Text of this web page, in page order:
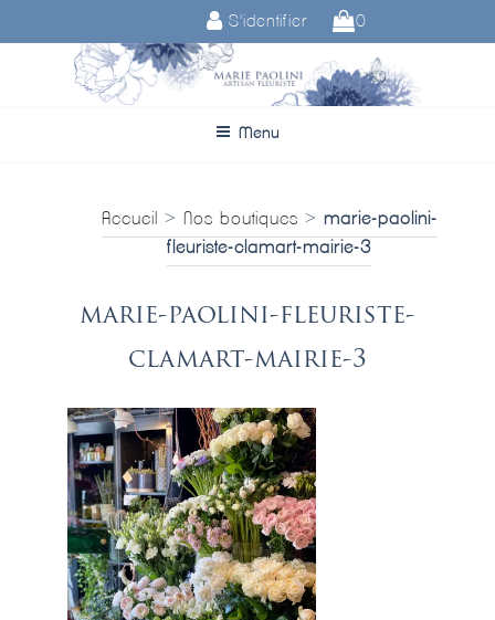
S'identifier 0
Menu
Accueil > Nos boutiques > marie-paolini-
fleuriste-clamart-mairie-3
marie-paolini-fleuriste-
clamart-mairie-3